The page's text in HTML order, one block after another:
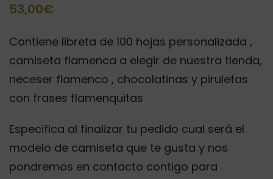
53,00€
Contiene libreta de 100 hojas personalizada ,
camiseta flamenca a elegir de nuestra tienda,
neceser flamenco , chocolatinas y piruletas
con frases flamenquitas
Especifica al finalizar tu pedido cual será el
modelo de camiseta que te gusta y nos
pondremos en contacto contigo para